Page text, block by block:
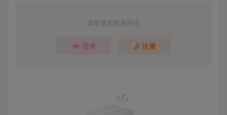
请登录后发表评论
登录 注册